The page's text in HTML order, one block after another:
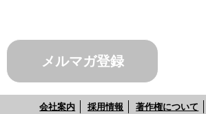
メルマガ登録
会社案内 採用情報 著作権について